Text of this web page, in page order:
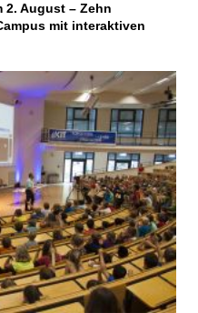
2. August – Zehn
mit interaktiven